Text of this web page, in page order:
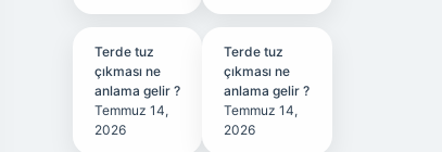
Terde tuz
çıkması ne
anlama gelir ?
Temmuz 14,
2026
Terde tuz
çıkması ne
anlama gelir ?
Temmuz 14,
2026